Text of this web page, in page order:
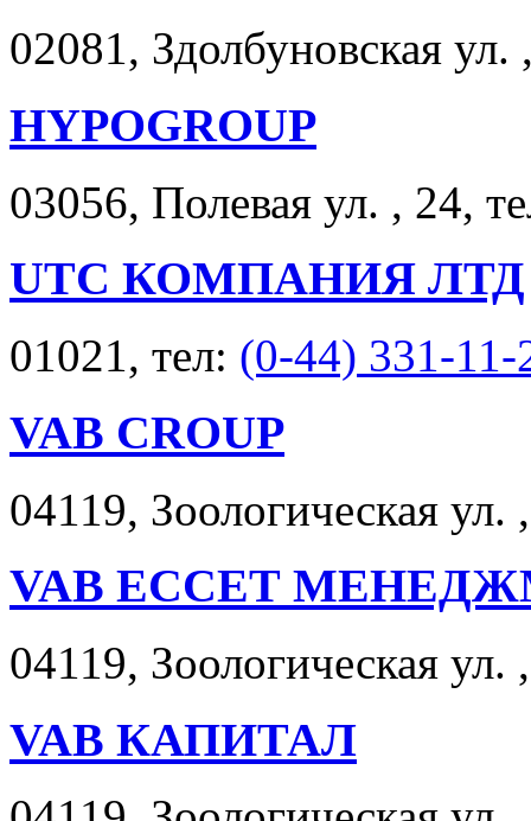
02081, Здолбуновская
HYPOGROUP
03056, Полевая ул. , 24,
UTC КОМПАНИЯ ЛТД
01021, тел: (0-44) 331-11-
VAB CROUP
04119, Зоологическая
VAB ЕССЕТ
04119, Зоологическая
VAB КАПИТАЛ